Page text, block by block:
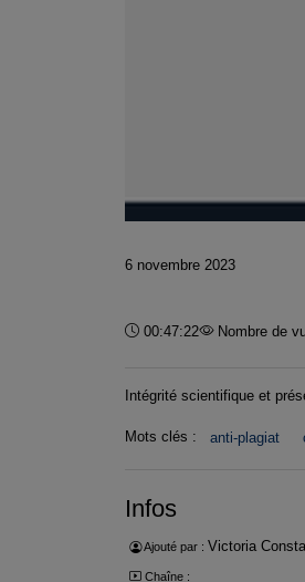
6 novembre 2023
Durée :
00:47:22 Nombre de
Intégrité scientifique et
Mots clés : anti-plagiat
Infos
Ajouté par : Victoria
Chaîne :